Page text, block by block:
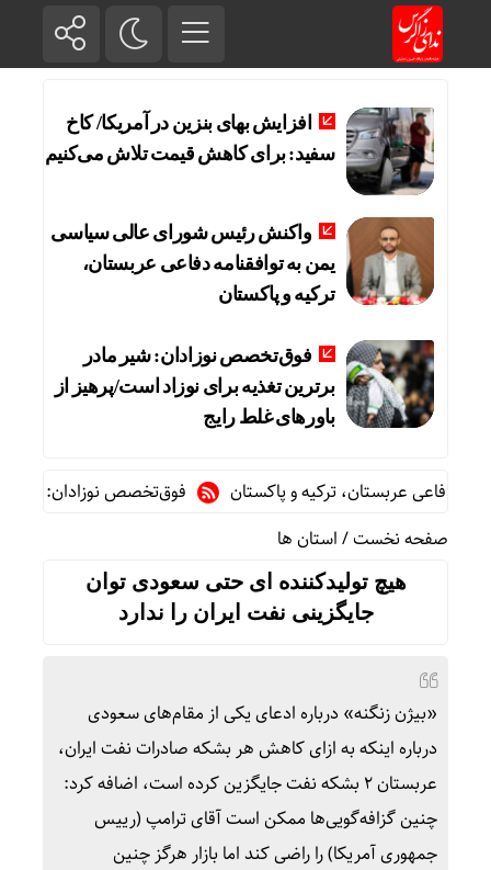
افزایش بهای بنزین در آمریکا/ کاخ
سفید: برای کاهش قیمت تلاش می‌کنیم
واکنش رئیس شورای عالی سیاسی
یمن به توافقنامه دفاعی عربستان،
ترکیه و پاکستان
فوق‌تخصص نوزادان: شیر مادر
برترین تغذیه برای نوزاد است/پرهیز از
باورهای غلط رایج
عربستان، ترکیه و پاکستان
فوق‌تخصص نوزادان: شیر مادر
صفحه نخست/استان ها
هیچ تولیدکننده ای حتی سعودی توان
جایگزینی نفت ایران را ندارد
«بیژن زنگنه» درباره ادعای یکی از مقام‌های سعودی
درباره اینکه به ازای کاهش هر بشکه صادرات نفت ایران،
عربستان ۲ بشکه نفت جایگزین کرده است، اضافه کرد:
چنین گزافه‌گویی‌ها ممکن است آقای ترامپ (رییس
جمهوری آمریکا) را راضی کند اما بازار هرگز چنین